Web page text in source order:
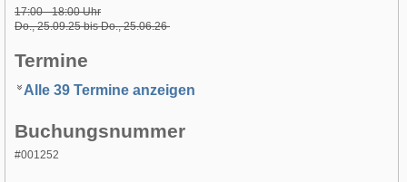
17:00 - 18:00 Uhr
Do., 25.09.25 bis Do., 25.06.26
Termine
Alle 39 Termine anzeigen
Buchungsnummer
#001252